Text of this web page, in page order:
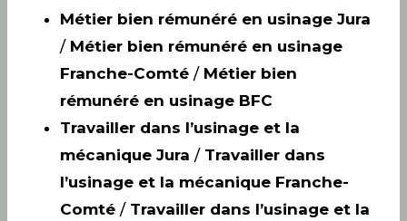
Métier bien rémunéré en usinage Jura
/ Métier bien rémunéré en usinage
Franche-Comté / Métier bien
rémunéré en usinage BFC
Travailler dans l’usinage et la
mécanique Jura / Travailler dans
l’usinage et la mécanique Franche-
Comté / Travailler dans l’usinage et la